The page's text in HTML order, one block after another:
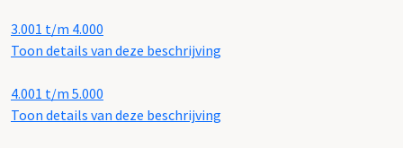
3.001 t/m 4.000
Toon details van deze beschrijving
4.001 t/m 5.000
Toon details van deze beschrijving